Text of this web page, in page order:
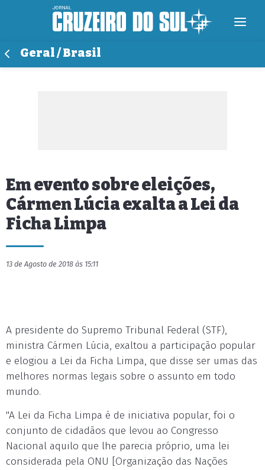
Geral / Brasil
Em evento sobre eleições,
Cármen Lúcia exalta a Lei da
Ficha Limpa
13 de Agosto de 2018 às 15:11
A presidente do Supremo Tribunal Federal (STF),
ministra Cármen Lúcia, exaltou a participação popular
e elogiou a Lei da Ficha Limpa, que disse ser umas das
melhores normas legais sobre o assunto em todo
mundo.
"A Lei da Ficha Limpa é de iniciativa popular, foi o
conjunto de cidadãos que levou ao Congresso
Nacional aquilo que lhe parecia próprio, uma lei
considerada pela ONU [Organização das Nações